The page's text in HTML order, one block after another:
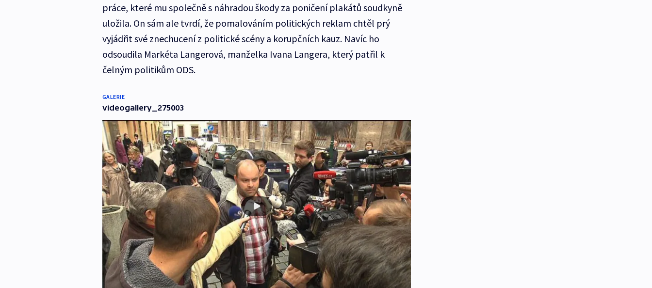
práce, které mu společně s náhradou škody za poničení plakátů soudkyně
uložila. On sám ale tvrdí, že pomalováním politických reklam chtěl prý
vyjádřit své znechucení z politické scény a korupčních kauz. Navíc ho
odsoudila Markéta Langerová, manželka Ivana Langera, který patřil k
čelným politikům ODS.
GALERIE
videogallery_275003